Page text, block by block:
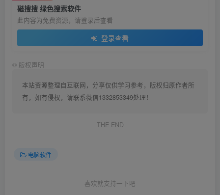
磁搜搜 绿色搜索软件
此内容为免费资源，请登录后查看
登录查看
© 版权声明
本站资源整理自互联网，分享仅供学习参考，版权归原作者所
有，如有侵权，请联系薇信1332853349处理！
THE END
电脑软件
喜欢就支持一下吧